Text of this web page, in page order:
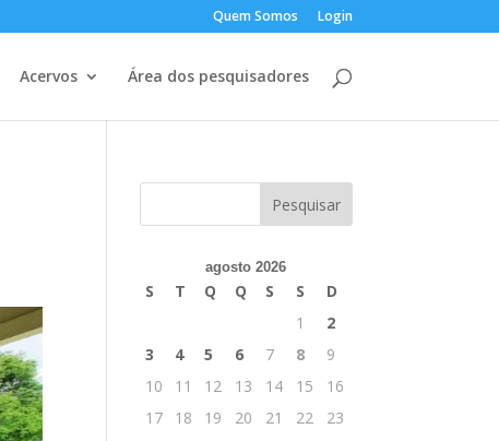
Quem Somos Login
Acervos Área dos pesquisadores
agosto 2026
S T Q Q S S
D
1
2
3
4 5 6 7 8
9
10
11 12 13 14 15
16
17
18 19 20 21 22
23